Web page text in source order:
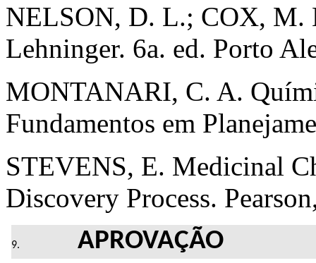
NELSON, D. L.; COX, M.
Lehninger. 6a. ed. Porto
MONTANARI, C. A.
Fundamentos em
STEVENS, E. Medicinal
Discovery Process.
APROVAÇÃO